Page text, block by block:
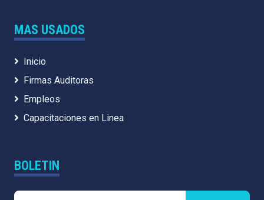
MAS USADOS
Inicio
Firmas Auditoras
Empleos
Capacitaciones en Linea
BOLETIN